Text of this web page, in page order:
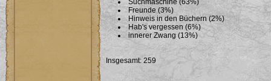
Suchmaschine (63%)
Freunde (3%)
Hinweis in den Büchern (2%)
Hab's vergessen (6%)
innerer Zwang (13%)
Insgesamt: 259